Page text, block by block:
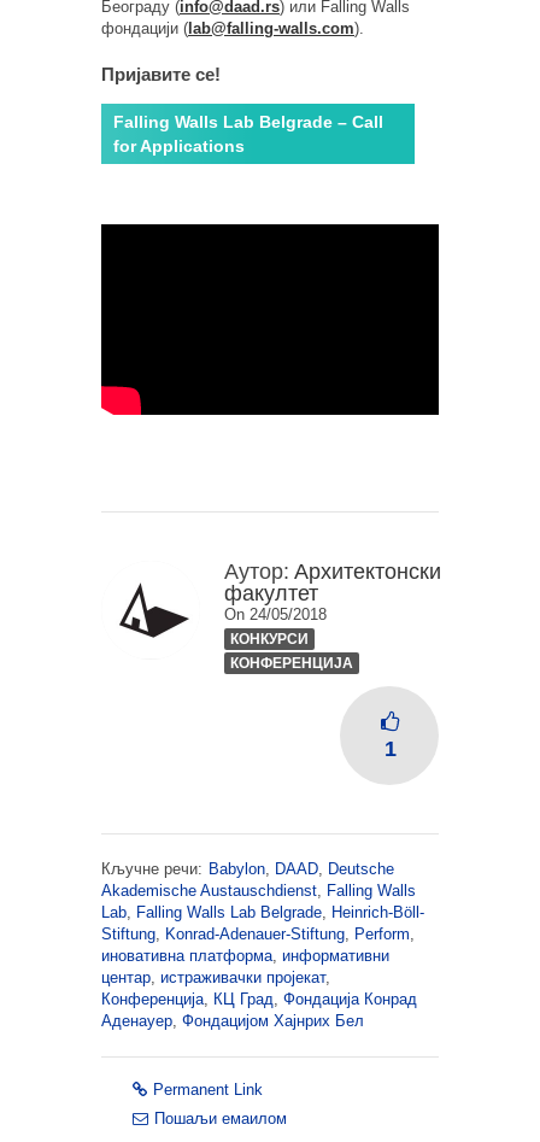
Београду (info@daad.rs) или Falling Walls
фондацији ( lab@falling-walls.com).
Пријавите се!
Falling Walls Lab Belgrade – Call
for Applications
Аутор: Архитектонски
факултет
On 24/05/2018
КОНКУРСИ
КОНФЕРЕНЦИЈА
1
Кључне речи: Babylon DAAD
Deutsche
Akademische Austauschdienst
Falling Walls
Lab
Falling Walls Lab Belgrade
Heinrich-Böll-
Stiftung
Konrad-Adenauer-Stiftung Perform
иновативна платформа информативни
центар истраживачки пројекат,
Конференција
КЦ Град Фондација Конрад
Аденауер Фондацијом Хајнрих Бел
Permanent Link
Пошаљи емаилом